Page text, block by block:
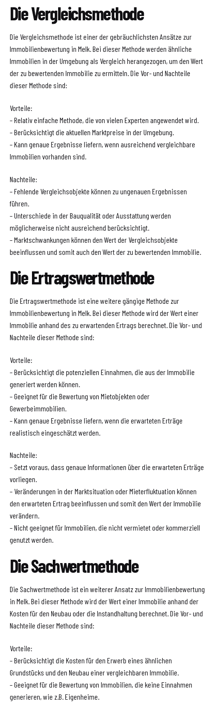
Die Vergleichsmethode
Die Vergleichsmethode ist einer der gebräuchlichsten Ansätze zur
Immobilienbewertung in Melk. Bei dieser Methode werden ähnliche
Immobilien in der Umgebung als Vergleich herangezogen, um den Wert
der zu bewertenden Immobilie zu ermitteln. Die Vor- und Nachteile
dieser Methode sind:
Vorteile:
– Relativ einfache Methode, die von vielen Experten angewendet wird.
– Berücksichtigt die aktuellen Marktpreise in der Umgebung.
– Kann genaue Ergebnisse liefern, wenn ausreichend vergleichbare
Immobilien vorhanden sind.
Nachteile:
– Fehlende Vergleichsobjekte können zu ungenauen Ergebnissen
führen.
– Unterschiede in der Bauqualität oder Ausstattung werden
möglicherweise nicht ausreichend berücksichtigt.
– Marktschwankungen können den Wert der Vergleichsobjekte
beeinflussen und somit auch den Wert der zu bewertenden Immobilie.
Die Ertragswertmethode
Die Ertragswertmethode ist eine weitere gängige Methode zur
Immobilienbewertung in Melk. Bei dieser Methode wird der Wert einer
Immobilie anhand des zu erwartenden Ertrags berechnet. Die Vor- und
Nachteile dieser Methode sind:
Vorteile:
– Berücksichtigt die potenziellen Einnahmen, die aus der Immobilie
generiert werden können.
– Geeignet für die Bewertung von Mietobjekten oder
Gewerbeimmobilien.
– Kann genaue Ergebnisse liefern, wenn die erwarteten Erträge
realistisch eingeschätzt werden.
Nachteile:
– Setzt voraus, dass genaue Informationen über die erwarteten Erträge
vorliegen.
– Veränderungen in der Marktsituation oder Mieterfluktuation können
den erwarteten Ertrag beeinflussen und somit den Wert der Immobilie
verändern.
– Nicht geeignet für Immobilien, die nicht vermietet oder kommerziell
genutzt werden.
Die Sachwertmethode
Die Sachwertmethode ist ein weiterer Ansatz zur Immobilienbewertung
in Melk. Bei dieser Methode wird der Wert einer Immobilie anhand der
Kosten für den Neubau oder die Instandhaltung berechnet. Die Vor- und
Nachteile dieser Methode sind:
Vorteile:
– Berücksichtigt die Kosten für den Erwerb eines ähnlichen
Grundstücks und den Neubau einer vergleichbaren Immobilie.
– Geeignet für die Bewertung von Immobilien, die keine Einnahmen
generieren, wie z.B. Eigenheime.